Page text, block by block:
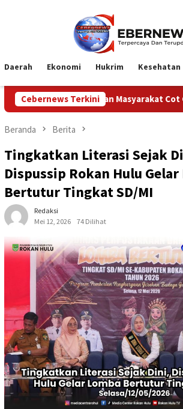
Daerah Ekonomi Hukrim Kesehatan
Cebernews Terkini
Masyarakat Cot Girek, Warga
Beranda Berita
Tingkatkan Literasi Sejak
Dispussip Rokan Hulu Gelar
Bertutur Tingkat SD/MI
Redaksi
Mei 12, 2026
74 Dilihat